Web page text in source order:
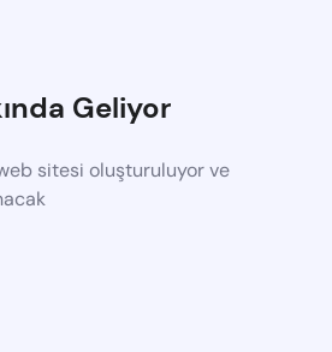
Geliyor
sitesi oluşturuluyor ve